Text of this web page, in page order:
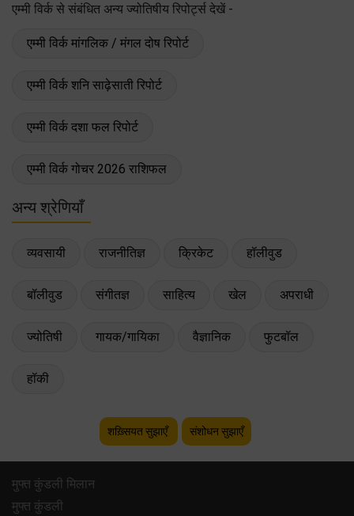
एम्मी विर्क से संबंधित अन्य ज्योतिषीय रिपोर्ट्स देखें -
एम्मी विर्क मांगलिक / मंगल दोष रिपोर्ट
एम्मी विर्क शनि साढ़ेसाती रिपोर्ट
एम्मी विर्क दशा फल रिपोर्ट
एम्मी विर्क गोचर 2026 राशिफल
अन्य श्रेणियाँ
व्यवसायी राजनीतिज्ञ क्रिकेट हॉलीवुड
बॉलीवुड संगीतज्ञ साहित्य खेल अपराधी
ज्योतिषी गायक/गायिका वैज्ञानिक फुटबॉल
हॉकी
शख़्सियत सुझाएँ संशोधन सुझाएँ
मुफ्त कुंडली मिलान
मुफ्त कुंडली